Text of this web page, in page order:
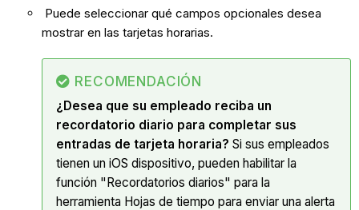
Puede seleccionar qué campos opcionales desea
mostrar en las tarjetas horarias.
RECOMENDACIÓN
¿Desea que su empleado reciba un
recordatorio diario para completar sus
entradas de tarjeta horaria? Si sus empleados
tienen un iOS dispositivo, pueden habilitar la
función "Recordatorios diarios" para la
herramienta Hojas de tiempo para enviar una alerta